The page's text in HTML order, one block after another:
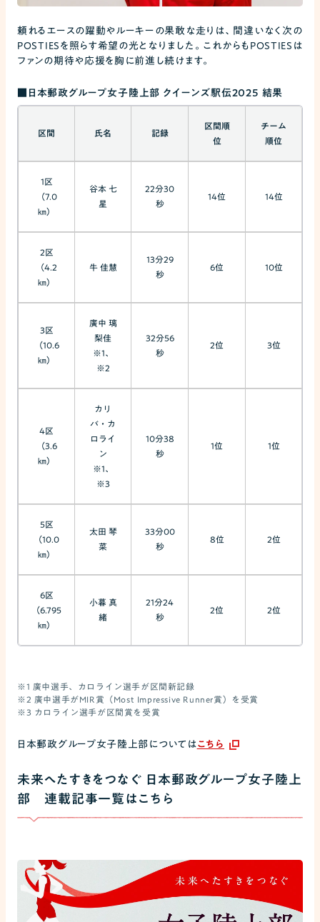
頼れるエースの躍動やルーキーの果敢な走りは、間違いなく次の
POSTIESを照らす希望の光となりました。これからもPOSTIESは
ファンの期待や応援を胸に前進し続けます。
■日本郵政グループ女子陸上部 クイーンズ駅伝2025 結果
区間 氏名 記録
区間順
位
チーム
順位
1区
（7.0
㎞）
谷本 七
星
22分30
秒
14位 14位
2区
（4.2
㎞）
牛 佳慧
13分29
秒
6位 10位
3区
（10.6
㎞）
廣中 璃
梨佳
※1、
※2
32分56
秒
2位 3位
4区
（3.6
㎞）
カリ
バ・カ
ロライ
ン
※1、
※3
10分38
秒
1位 1位
5区
（10.0
㎞）
太田 琴
菜
33分00
秒
8位 2位
6区
（6.795
㎞）
小暮 真
緒
21分24
秒
2位 2位
※1 廣中選手、カロライン選手が区間新記録
※2 廣中選手がMIR賞（Most Impressive Runner賞）を受賞
※3 カロライン選手が区間賞を受賞
日本郵政グループ女子陸上部についてはこちら
未来へたすきをつなぐ 日本郵政グループ女子陸上
部 連載記事一覧はこちら